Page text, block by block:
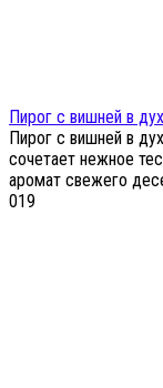
Пирог с вишней в
Пирог с вишней в
сочетает нежное
аромат свежего
019